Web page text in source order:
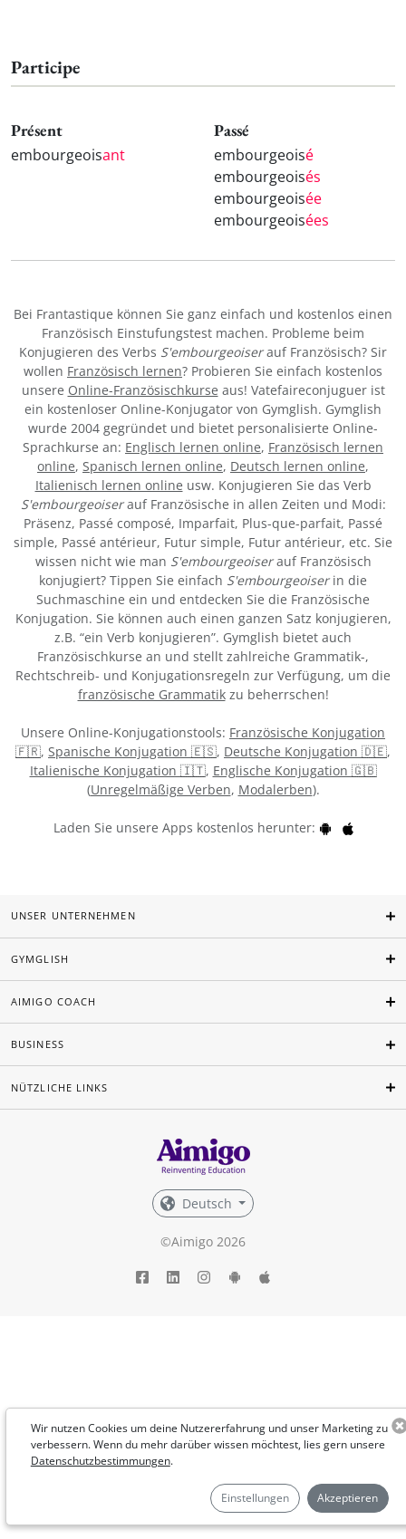
Participe
Présent
embourgeoisant
Passé
embourgeoisé
embourgeoisés
embourgeoisée
embourgeoisées
Bei Frantastique können Sie ganz einfach und kostenlos einen
Französisch Einstufungstest machen. Probleme beim
Konjugieren des Verbs S'embourgeoiserauf Französisch? Sir
wollen Französisch lernen? Probieren Sie einfach kostenlos
unsere Online-Französischkurse aus! Vatefaireconjuguer ist
ein kostenloser Online-Konjugator von Gymglish. Gymglish
wurde 2004 gegründet und bietet personalisierte Online-
Sprachkurse an: Englisch lernen online, Französisch lernen
online, Spanisch lernen online, Deutsch lernen online,
Italienisch lernen online usw. Konjugieren Sie das Verb
S'embourgeoiserauf Französische in allen Zeiten und Modi:
Präsenz, Passé composé, Imparfait, Plus-que-parfait, Passé
simple, Passé antérieur, Futur simple, Futur antérieur, etc. Sie
wissen nicht wie man S'embourgeoiserauf Französisch
konjugiert? Tippen Sie einfach S'embourgeoiserin die
Suchmaschine ein und entdecken Sie die Französische
Konjugation. Sie können auch einen ganzen Satz konjugieren,
z.B. “ein Verb konjugieren”. Gymglish bietet auch
Französischkurse an und stellt zahlreiche Grammatik-,
Rechtschreib- und Konjugationsregeln zur Verfügung, um die
französische Grammatikzu beherrschen!
Unsere Online-Konjugationstools: Französische Konjugation
🇫🇷, Spanische Konjugation 🇪🇸, Deutsche Konjugation 🇩🇪,
Italienische Konjugation 🇮🇹, Englische Konjugation 🇬🇧
(Unregelmäßige Verben, Modalerben).
Laden Sie unsere Apps kostenlos herunter:
Wir nutzen Cookies um deine Nutzererfahrung und unser Marketing zu
verbessern. Wenn du mehr darüber wissen möchtest, lies gern unsere
Datenschutzbestimmungen.
Einstellungen Akzeptieren
UNSER UNTERNEHMEN
GYMGLISH
AIMIGO COACH
BUSINESS
NÜTZLICHE LINKS
Deutsch
©Aimigo 2026